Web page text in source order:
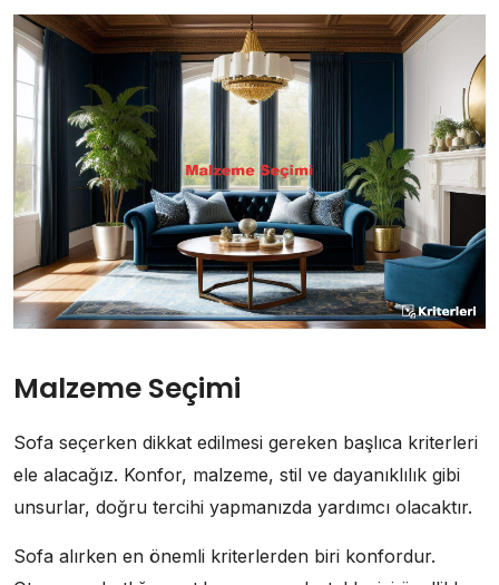
Malzeme Seçimi
Sofa seçerken dikkat edilmesi gereken başlıca kriterleri
ele alacağız. Konfor, malzeme, stil ve dayanıklılık gibi
unsurlar, doğru tercihi yapmanızda yardımcı olacaktır.
Sofa alırken en önemli kriterlerden biri konfordur.